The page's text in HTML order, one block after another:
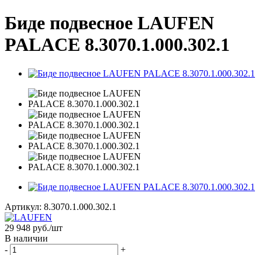
Биде подвесное LAUFEN
PALACE 8.3070.1.000.302.1
Артикул: 8.3070.1.000.302.1
29 948 руб./шт
В наличии
-
+